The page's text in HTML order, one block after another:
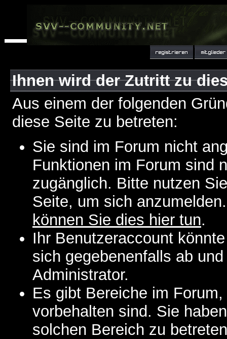
Ihnen wird der Zutritt zu
Aus einem der folgenden
diese Seite zu betreten:
Sie sind im Forum nicht
Funktionen im Forum sind
zugänglich. Bitte nutzen
Seite, um sich
können Sie dies hier tun.
Ihr Benutzeraccount
sich gegebenenfalls ab
Administrator.
Es gibt Bereiche im
vorbehalten sind. Sie
solchen Bereich zu